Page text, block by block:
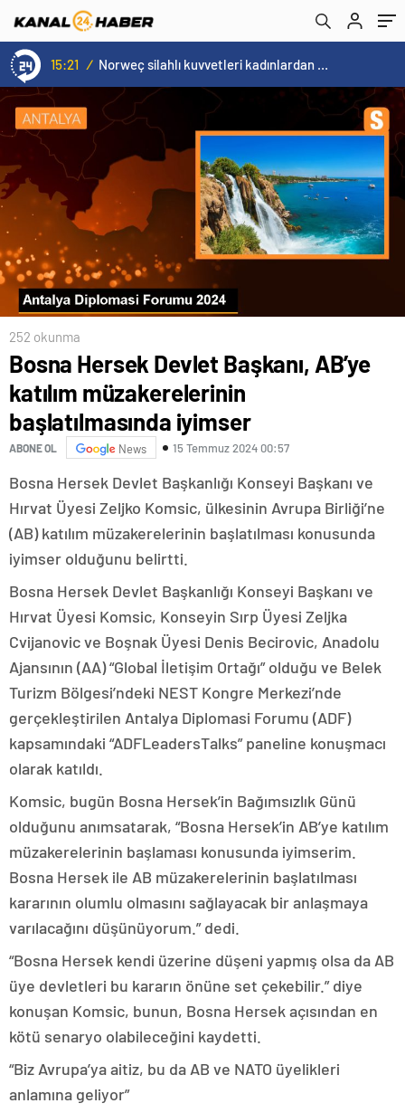
15:21 / Norweç silahlı kuvvetleri kadınlardan oluşan özel kuvvetler eğitimlerini başlattı.
252 okunma
Bosna Hersek Devlet Başkanı, AB’ye
katılım müzakerelerinin
başlatılmasında iyimser
ABONE OL News 15 Temmuz 2024 00:57
Bosna Hersek Devlet Başkanlığı Konseyi Başkanı ve
Hırvat Üyesi Zeljko Komsic, ülkesinin Avrupa Birliği’ne
(AB) katılım müzakerelerinin başlatılması konusunda
iyimser olduğunu belirtti.
Bosna Hersek Devlet Başkanlığı Konseyi Başkanı ve
Hırvat Üyesi Komsic, Konseyin Sırp Üyesi Zeljka
Cvijanovic ve Boşnak Üyesi Denis Becirovic, Anadolu
Ajansının (AA) “Global İletişim Ortağı” olduğu ve Belek
Turizm Bölgesi’ndeki NEST Kongre Merkezi’nde
gerçekleştirilen Antalya Diplomasi Forumu (ADF)
kapsamındaki “ADFLeadersTalks” paneline konuşmacı
olarak katıldı.
Komsic, bugün Bosna Hersek’in Bağımsızlık Günü
olduğunu anımsatarak, “Bosna Hersek’in AB’ye katılım
müzakerelerinin başlaması konusunda iyimserim.
Bosna Hersek ile AB müzakerelerinin başlatılması
kararının olumlu olmasını sağlayacak bir anlaşmaya
varılacağını düşünüyorum.” dedi.
“Bosna Hersek kendi üzerine düşeni yapmış olsa da AB
üye devletleri bu kararın önüne set çekebilir.” diye
konuşan Komsic, bunun, Bosna Hersek açısından en
kötü senaryo olabileceğini kaydetti.
“Biz Avrupa’ya aitiz, bu da AB ve NATO üyelikleri
anlamına geliyor”
Devam Edeceğiz